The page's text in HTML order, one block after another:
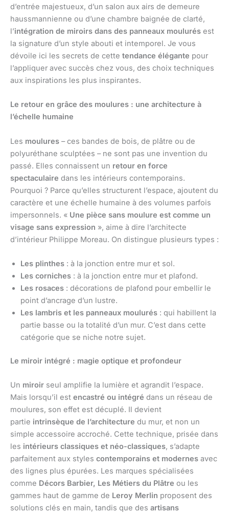
d’entrée majestueux, d’un salon aux airs de demeure
haussmannienne ou d’une chambre baignée de clarté,
l’intégration de miroirs dans des panneaux moulurés est
la signature d’un style abouti et intemporel. Je vous
dévoile ici les secrets de cette tendance élégante pour
l’appliquer avec succès chez vous, des choix techniques
aux inspirations les plus inspirantes.
Le retour en grâce des moulures : une architecture à
l’échelle humaine
Les moulures – ces bandes de bois, de plâtre ou de
polyuréthane sculptées – ne sont pas une invention du
passé. Elles connaissent un retour en force
spectaculaire dans les intérieurs contemporains.
Pourquoi ? Parce qu’elles structurent l’espace, ajoutent du
caractère et une échelle humaine à des volumes parfois
impersonnels. « Une pièce sans moulure est comme un
visage sans expression », aime à dire l’architecte
d’intérieur Philippe Moreau. On distingue plusieurs types :
Les plinthes : à la jonction entre mur et sol.
Les corniches : à la jonction entre mur et plafond.
Les rosaces : décorations de plafond pour embellir le
point d’ancrage d’un lustre.
Les lambris et les panneaux moulurés : qui habillent la
partie basse ou la totalité d’un mur. C’est dans cette
catégorie que se niche notre sujet.
Le miroir intégré : magie optique et profondeur
Un miroir seul amplifie la lumière et agrandit l’espace.
Mais lorsqu’il est encastré ou intégré dans un réseau de
moulures, son effet est décuplé. Il devient
partie intrinsèque de l’architecture du mur, et non un
simple accessoire accroché. Cette technique, prisée dans
les intérieurs classiques et néo-classiques, s’adapte
parfaitement aux styles contemporains et modernes avec
des lignes plus épurées. Les marques spécialisées
comme Décors Barbier, Les Métiers du Plâtre ou les
gammes haut de gamme de Leroy Merlin proposent des
solutions clés en main, tandis que des artisans